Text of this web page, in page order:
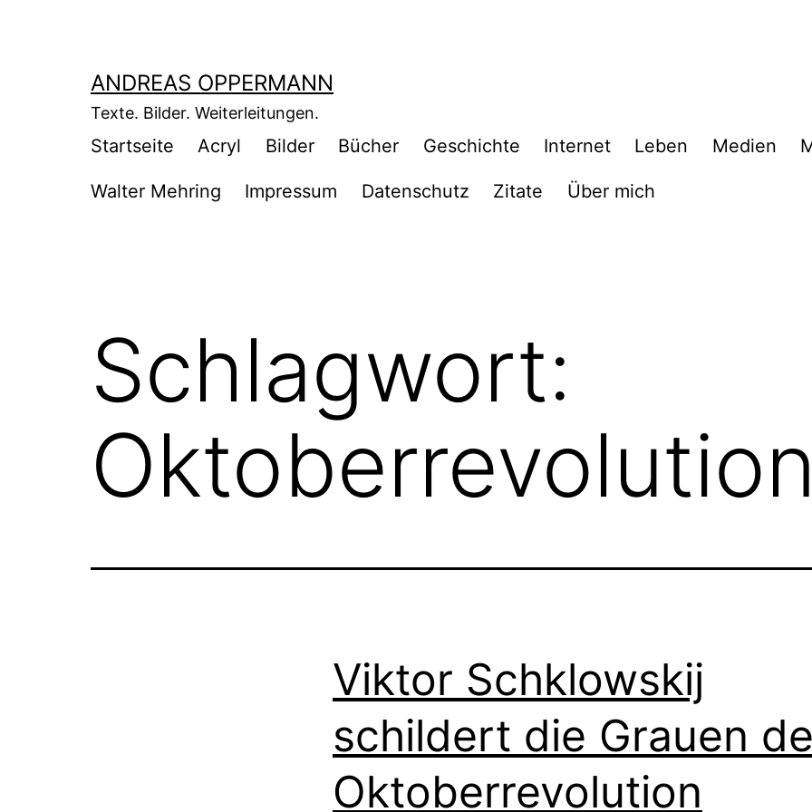
ANDREAS OPPERMANN
Texte. Bilder. Weiterleitungen.
Startseite Acryl Bilder Bücher Geschichte Internet Leben Medien
Walter Mehring Impressum Datenschutz Zitate Über mich
Schlagwort:
Viktor Schklowskij
schildert die Grauen
Oktoberrevolution